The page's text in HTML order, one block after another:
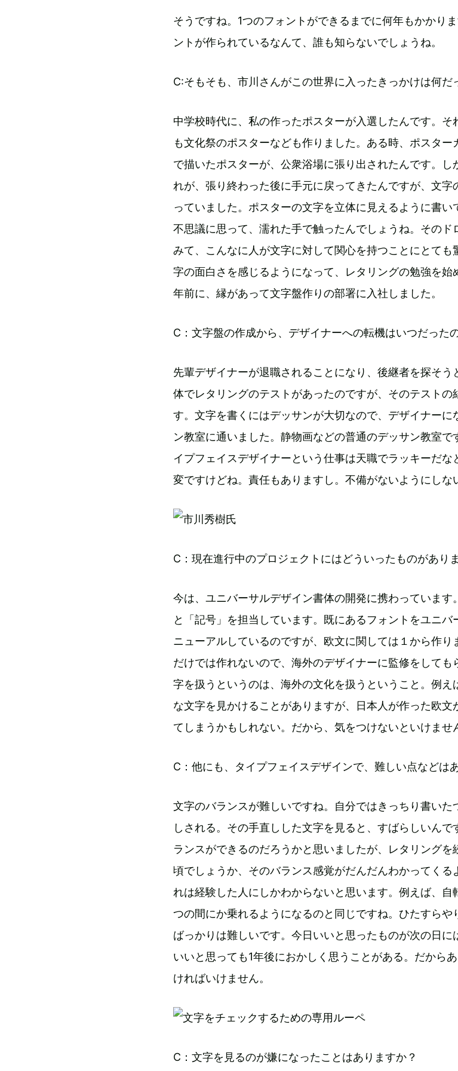
そうですね。1つのフォントができるまでに何年もかかり
ントが作られているなんて、誰も知らないでしょうね。
C:そもそも、市川さんがこの世界に入ったきっかけは何だ
中学校時代に、私の作ったポスターが入選したんです。そ
も文化祭のポスターなども作りました。ある時、ポスター
で描いたポスターが、公衆浴場に張り出されたんです。し
れが、張り終わった後に手元に戻ってきたんですが、文字
っていました。ポスターの文字を立体に見えるように書い
不思議に思って、濡れた手で触ったんでしょうね。そのド
みて、こんなに人が文字に対して関心を持つことにとても
字の面白さを感じるようになって、レタリングの勉強を始
年前に、縁があって文字盤作りの部署に入社しました。
C：文字盤の作成から、デザイナーへの転機はいつだった
先輩デザイナーが退職されることになり、後継者を探そう
体でレタリングのテストがあったのですが、そのテストの
す。文字を書くにはデッサンが大切なので、デザイナーに
ン教室に通いました。静物画などの普通のデッサン教室で
イプフェイスデザイナーという仕事は天職でラッキーだな
変ですけどね。責任もありますし。不備がないようにしな
C：現在進行中のプロジェクトにはどういったものがあり
今は、ユニバーサルデザイン書体の開発に携わっています
と「記号」を担当しています。既にあるフォントをユニバ
ニューアルしているのですが、欧文に関しては１から作り
だけでは作れないので、海外のデザイナーに監修をしても
字を扱うというのは、海外の文化を扱うということ。例え
な文字を見かけることがありますが、日本人が作った欧文
てしまうかもしれない。だから、気をつけないといけませ
C：他にも、タイプフェイスデザインで、難しい点などは
文字のバランスが難しいですね。自分ではきっちり書いた
しされる。その手直しした文字を見ると、すばらしいんで
ランスができるのだろうかと思いましたが、レタリングを
頃でしょうか、そのバランス感覚がだんだんわかってくる
れは経験した人にしかわからないと思います。例えば、自
つの間にか乗れるようになるのと同じですね。ひたすらや
ばっかりは難しいです。今日いいと思ったものが次の日に
いいと思っても1年後におかしく思うことがある。だから
ければいけません。
C：文字を見るのが嫌になったことはありますか？